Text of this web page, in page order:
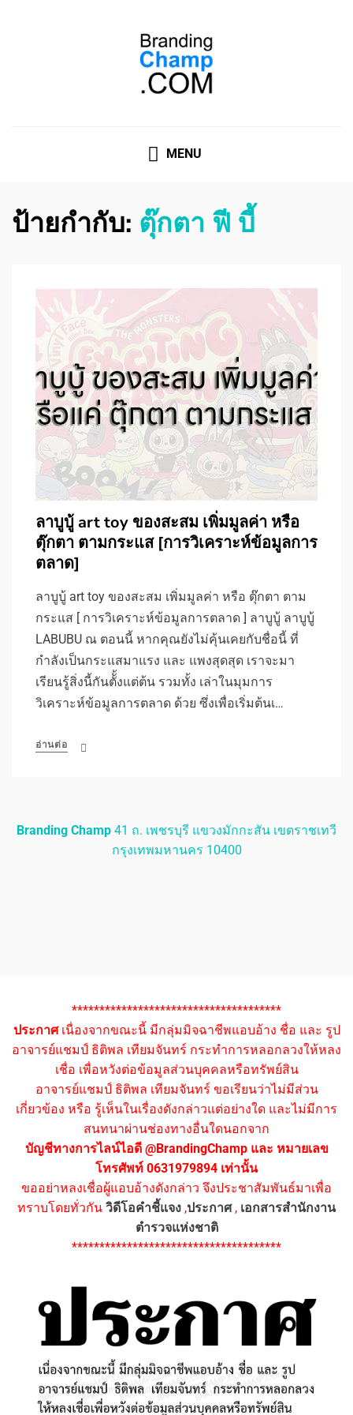
MENU
ป้ายกำกับ: ตุ๊กตา ฟี บี้
ลาบูบู้ art toy ของสะสม เพิ่มมูลค่า หรือ
ตุ๊กตา ตามกระแส [การวิเคราะห์ข้อมูลการ
ตลาด]
ลาบูบู้ art toy ของสะสม เพิ่มมูลค่า หรือ ตุ๊กตา ตาม
กระแส [ การวิเคราะห์ข้อมูลการตลาด ] ลาบูบู้ ลาบูบู้
LABUBU ณ ตอนนี้ หากคุณยังไม่คุ้นเคยกับชื่อนี้ ที่
กำลังเป็นกระแสมาแรง และ แพงสุดสุด เราจะมา
เรียนรู้สิ่งนี้กันตัั้งแต่ต้น รวมทั้ง เล่าในมุมการ
วิเคราะห์ข้อมูลการตลาด ด้วย ซึ่งเพื่อเริ่มต้นเ…
อ่านต่อ
Branding Champ 41 ถ. เพชรบุรี แขวงมักกะสัน เขตราชเทวี
กรุงเทพมหานคร 10400
**************************************
ประกาศเนื่องจากขณะนี้ มีกลุ่มมิจฉาชีพแอบอ้าง ชื่อ และ รูป
อาจารย์แชมป์ ธิติพล เทียมจันทร์ กระทำการหลอกลวงให้หลง
เชื่อ เพื่อหวังต่อข้อมูลส่วนบุคคลหรือทรัพย์สิน
อาจารย์แชมป์ ธิติพล เทียมจันทร์ ขอเรียนว่าไม่มีส่วน
เกี่ยวข้อง หรือ รู้เห็นในเรื่องดังกล่าวแต่อย่างใด และไม่มีการ
สนทนาผ่านช่องทางอื่นใดนอกจาก
บัญชีทางการไลน์ไอดี @BrandingChamp และ หมายเลข
โทรศัพท์ 0631979894 เท่านั้น
ขออย่าหลงเชื่อผู้แอบอ้างดังกล่าว จึงประชาสัมพันธ์มาเพื่อ
ทราบโดยทั่วกัน วิดีโอคำชี้แจง ,ประกาศ, เอกสารสำนักงาน
ตำรวจแห่งชาติ
**************************************